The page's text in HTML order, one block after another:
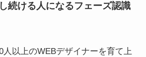
続ける人になるフェーズ認識
人以上のWEBデザイナーを育て上